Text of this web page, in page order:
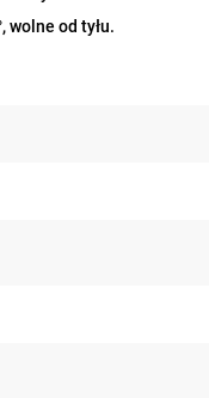
wolne od tyłu.